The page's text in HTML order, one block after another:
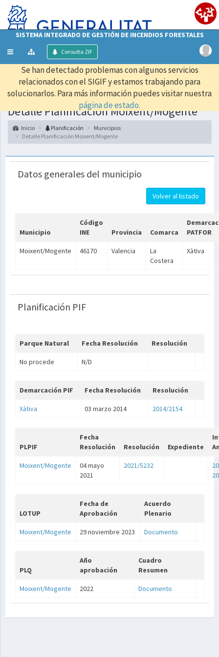
SISTEMA INTEGRADO DE GESTIÓN DE INCENDIOS FORESTALES
Mostrar/ocultar
Consulta ZIF
Se han detectado problemas con algunos servicios
relacionados con el SIGIF y estamos trabajando para
solucionarlos. Para más información puedes visitar nuestra
página de estado.
Detalle Planificación Moixent/Mogente
Inicio Planificación
Municipios
Detalle Planificación Moixent/Mogente
Datos generales del municipio
Volver al listado
Municipio
Código
INE
Provincia Comarca
PATFOR
Moixent/Mogente 46170 Valencia
La
Costera
Xàtiva
Planificación PIF
Parque Natural Fecha Resolución Resolución
No procede N/D
Demarcación PIF Fecha Resolución Resolución
Xàtiva 03 marzo 2014 2014/2154
PLPIF
Fecha
Resolución
Resolución Expediente
Moixent/Mogente
04 mayo
2021
2021/5232
LOTUP
Fecha de
Aprobación
Acuerdo
Plenario
Moixent/Mogente 29 noviembre 2023 Documento
PLQ
Año
aprobación
Cuadro
Resumen
Moixent/Mogente 2022 Documento